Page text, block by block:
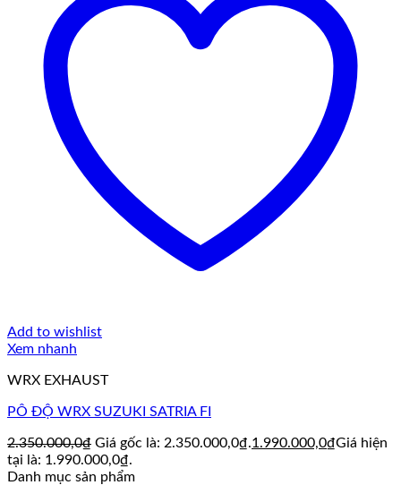
Add to wishlist
Xem nhanh
WRX EXHAUST
PÔ ĐỘ WRX SUZUKI SATRIA FI
2.350.000,0₫ Giá gốc là: 2.350.000,0₫.1.990.000,0₫Giá hiện
tại là: 1.990.000,0₫.
Danh mục sản phẩm